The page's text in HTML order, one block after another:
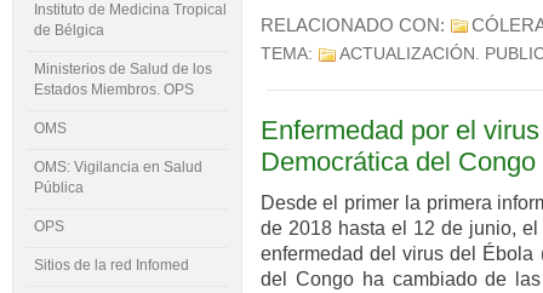
RELACIONADO CON:
TEMA: ACTUALIZACIÓN .
Enfermedad por el
Democrática del Congo
Desde el primer la primera
de 2018 hasta el 12 de junio,
enfermedad del virus del
del Congo ha cambiado de
Instituto de Medicina Tropical
de Bélgica
Ministerios de Salud de los
Estados Miembros. OPS
OMS
OMS: Vigilancia en Salud
Pública
OPS
Sitios de la red Infomed